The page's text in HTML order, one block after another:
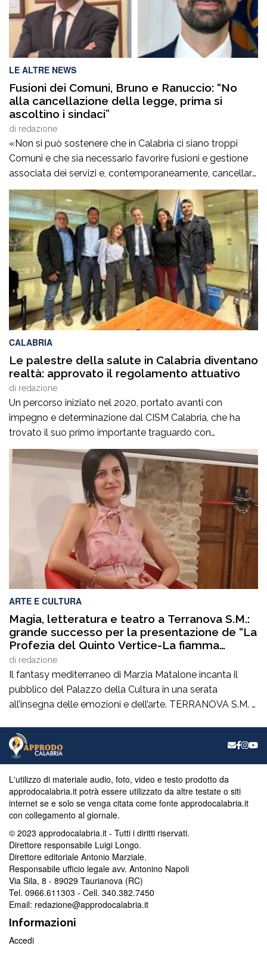
LE ALTRE NEWS
Fusioni dei Comuni, Bruno e Ranuccio: “No
alla cancellazione della legge, prima si
ascoltino i sindaci”
di redazione
«Non si può sostenere che in Calabria ci siano troppi
Comuni e che sia necessario favorire fusioni e gestione
associata dei servizi e, contemporaneamente, cancellare
la legge regionale che sostiene proprio questi processi.
Prima di procedere con l’abrogazione della legge 15 del
2006 occorre ascoltare i sindaci e valutare con
attenzione tutte le conseguenze che […]
CALABRIA
Le palestre della salute in Calabria diventano
realtà: approvato il regolamento attuativo
di redazione
Un percorso iniziato nel 2020, portato avanti con
impegno e determinazione dal CISM Calabria, che ha
trovato il suo primo importante traguardo con
l’approvazione della legge regionale nel 2023 e che oggi
si completa con un ulteriore passaggio fondamentale:
l’approvazione del regolamento attuativo che disciplina
il riconoscimento e il funzionamento delle Palestre della
ARTE E CULTURA
Magia, letteratura e teatro a Terranova S.M.:
grande successo per la presentazione de “La
Profezia del Quinto Vertice-La fiamma
duplice”
di redazione
Il fantasy mediterraneo di Marzia Matalone incanta il
pubblico del Palazzo della Cultura in una serata
all’insegna delle emozioni e dell’arte. TERRANOVA S.M. –
creare dei ponti autentici tra le persone, significa che si
sta percorrendo la strada giusta.È esattamente ciò che è
accaduto giovedì 6 […]
L'utilizzo di materiale audio, foto, video e testo prodotto da
approdocalabria.it potrà essere utilizzato da altre testate o siti
internet se e solo se venga citata come fonte approdocalabria.it
con collegamento al giornale.
© 2023 approdocalabria.it - Tutti i diritti riservati.
Direttore responsabile Luigi Longo.
Direttore editoriale Antonio Marziale.
Responsabile ufficio legale avv. Antonino Napoli
Via Sila, 8 - 89029 Taurianova (RC)
Tel. 0966.611303 - Cell. 340.382.7450
Email: redazione@approdocalabria.it
Informazioni
Accedi